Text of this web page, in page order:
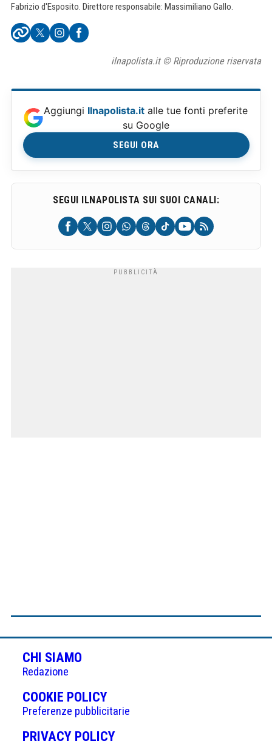
Fabrizio d'Esposito. Direttore responsabile: Massimiliano Gallo.
ilnapolista.it © Riproduzione riservata
Aggiungi Ilnapolista.it alle tue fonti preferite
su Google
SEGUI ORA
SEGUI ILNAPOLISTA SUI SUOI CANALI:
CHI SIAMO
Redazione
COOKIE POLICY(APRE
IN
UNA
Preferenze pubblicitarie
PRIVACY POLICY(APRE